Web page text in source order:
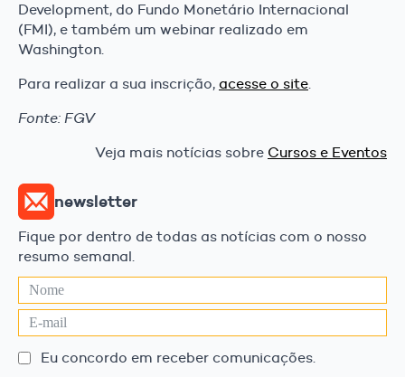
Development, do Fundo Monetário Internacional
(FMI), e também um webinar realizado em
Washington.
Para realizar a sua inscrição, acesse o site.
Fonte: FGV
Veja mais notícias sobre Cursos e Eventos
newsletter
Fique por dentro de todas as notícias com o nosso
resumo semanal.
Eu concordo em receber comunicações.